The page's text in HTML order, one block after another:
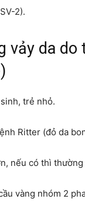
2).
vảy da do
trẻ nhỏ.
Ritter (đỏ da
nếu có thì
vàng nhóm 2